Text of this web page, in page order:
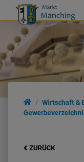
Wirtschaft &
ZURÜCK